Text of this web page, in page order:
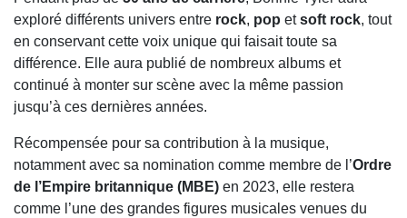
exploré différents univers entre rock, pop etsoft rock, tout
en conservant cette voix unique qui faisait toute sa
différence. Elle aura publié de nombreux albums et
continué à monter sur scène avec la même passion
jusqu’à ces dernières années.
Récompensée pour sa contribution à la musique,
notamment avec sa nomination comme membre de l’Ordre
de l’Empire britannique (MBE) en 2023, elle restera
comme l’une des grandes figures musicales venues du